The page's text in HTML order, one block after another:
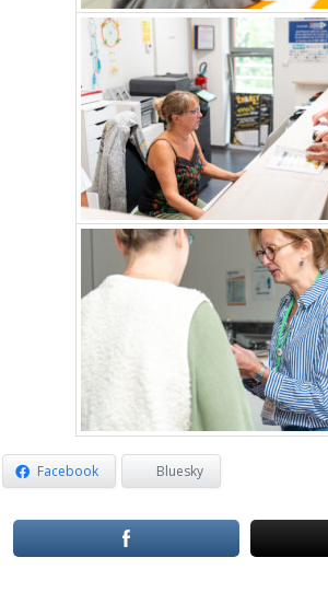
Facebook Bluesky